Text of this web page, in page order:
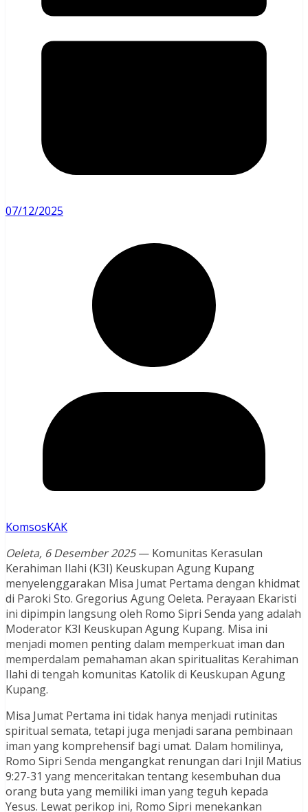
07/12/2025
KomsosKAK
Oeleta, 6 Desember 2025— Komunitas Kerasulan
Kerahiman Ilahi (K3I) Keuskupan Agung Kupang
menyelenggarakan Misa Jumat Pertama dengan khidmat
di Paroki Sto. Gregorius Agung Oeleta. Perayaan Ekaristi
ini dipimpin langsung oleh Romo Sipri Senda yang adalah
Moderator K3I Keuskupan Agung Kupang. Misa ini
menjadi momen penting dalam memperkuat iman dan
memperdalam pemahaman akan spiritualitas Kerahiman
Ilahi di tengah komunitas Katolik di Keuskupan Agung
Kupang.
Misa Jumat Pertama ini tidak hanya menjadi rutinitas
spiritual semata, tetapi juga menjadi sarana pembinaan
iman yang komprehensif bagi umat. Dalam homilinya,
Romo Sipri Senda mengangkat renungan dari Injil Matius
9:27-31 yang menceritakan tentang kesembuhan dua
orang buta yang memiliki iman yang teguh kepada
Yesus. Lewat perikop ini, Romo Sipri menekankan